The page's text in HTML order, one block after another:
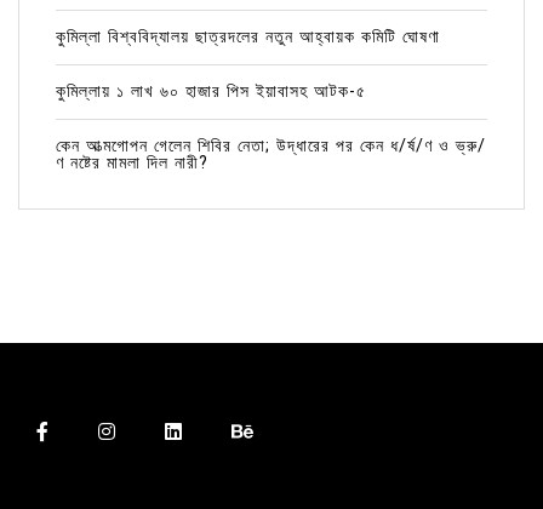
কুমিল্লা বিশ্ববিদ্যালয় ছাত্রদলের নতুন আহ্বায়ক কমিটি ঘোষণা
কুমিল্লায় ১ লাখ ৬০ হাজার পিস ইয়াবাসহ আটক-৫
কেন আত্মগোপন গেলেন শিবির নেতা; উদ্ধারের পর কেন ধ/র্ষ/ণ ও ভ্রু/
ণ নষ্টের মামলা দিল নারী?